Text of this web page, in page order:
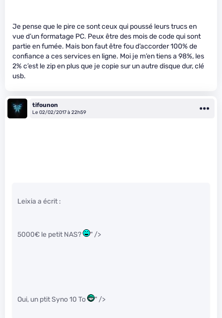
Je pense que le pire ce sont ceux qui poussé leurs trucs en
vue d’un formatage PC. Peux être des mois de code qui sont
partie en fumée. Mais bon faut être fou d’accorder 100% de
confiance a ces services en ligne. Moi je m’en tiens a 98%, les
2% c’est le zip en plus que je copie sur un autre disque dur, clé
usb.
tifounon
Le 02/02/2017 à 22h59
Leixia a écrit :
5000€ le petit NAS? " />
Oui, un ptit Syno 10 To " />